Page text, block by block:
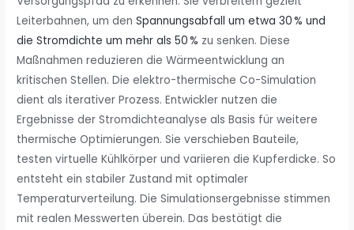
Leiterbahnen, um denSpannungsabfall um etwa 30 % und
die Stromdichte um mehr als 50 % zu senken. Diese
Maßnahmen reduzieren die Wärmeentwicklung an
kritischen Stellen. Die elektro-thermische Co-Simulation
dient als iterativer Prozess. Entwickler nutzen die
Ergebnisse der Stromdichteanalyse als Basis für weitere
thermische Optimierungen. Sie verschieben Bauteile,
testen virtuelle Kühlkörper und variieren die Kupferdicke. So
entsteht ein stabiler Zustand mit optimaler
Temperaturverteilung. Die Simulationsergebnisse stimmen
mit realen Messwerten überein. Das bestätigt die